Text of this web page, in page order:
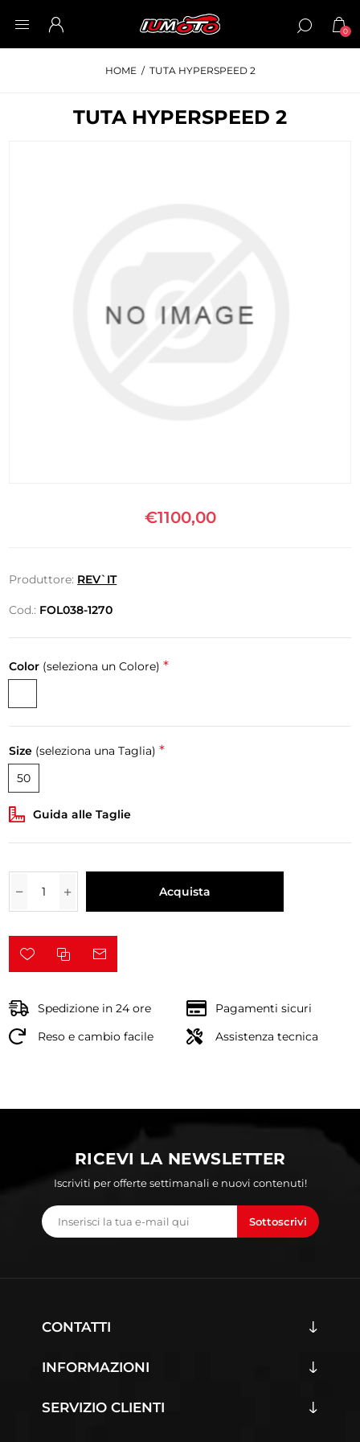
0
HOME / TUTA HYPERSPEED 2
TUTA HYPERSPEED 2
€1100,00
Produttore: REV`IT
Cod.: FOL038-1270
Color (seleziona un Colore) *
Size (seleziona una Taglia) *
50
Guida alle Taglie
Acquista
Spedizione in 24 ore
Pagamenti sicuri
Reso e cambio facile
Assistenza tecnica
RICEVI LA NEWSLETTER
Iscriviti per offerte settimanali e nuovi contenuti!
Sottoscrivi
CONTATTI
INFORMAZIONI
SERVIZIO CLIENTI